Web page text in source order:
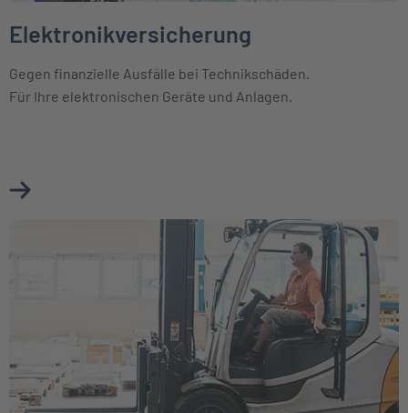
Elektronikversicherung
Gegen finanzielle Ausfälle bei Technikschäden.
Für Ihre elektronischen Geräte und Anlagen.
Mehr über Elektronikversicherung erfahren
Weiter zu Maschinenversicherung